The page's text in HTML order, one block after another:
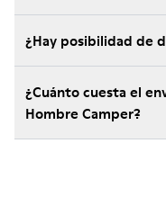
¿Hay posibilidad de
¿Cuánto cuesta el
Hombre Camper?